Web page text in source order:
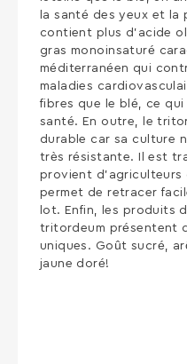
la santé des yeux et la
contient plus d’acide
gras monoinsaturé
méditerranéen qui
maladies
fibres que le blé, ce
santé. En outre, le
durable car sa culture
très résistante. Il est
provient
permet de retracer
lot. Enfin, les produits
tritordeum présentent
uniques. Goût sucré,
jaune doré!